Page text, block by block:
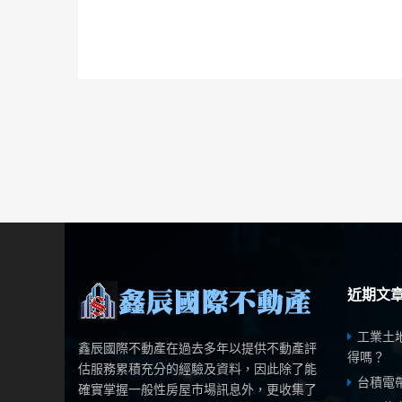
鑫辰國際不動產在過去多年以提供不動產評
估服務累積充分的經驗及資料，因此除了能
確實掌握一般性房屋市場訊息外，更收集了
近期文
工業土
得嗎？
台積電